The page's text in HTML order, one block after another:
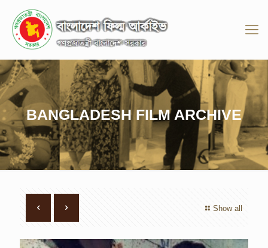
BANGLADESH FILM ARCHIVE
Show all